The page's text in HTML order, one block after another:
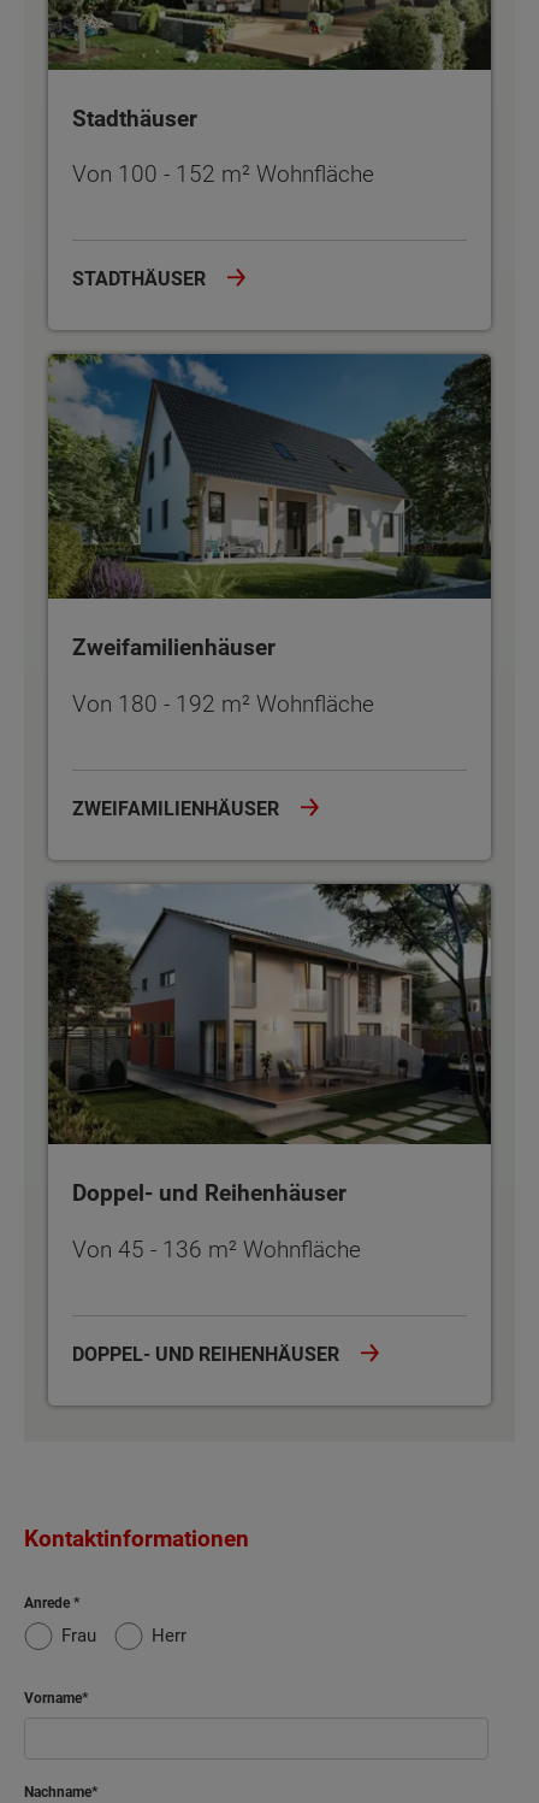
Stadthäuser
Von 100 - 152 m² Wohnfläche
STADTHÄUSER
Zweifamilienhäuser
Zweifamilienhäuser
Von 180 - 192 m² Wohnfläche
ZWEIFAMILIENHÄUSER
Doppel- und Reihenhäuser
Doppel- und Reihenhäuser
Von 45 - 136 m² Wohnfläche
DOPPEL- UND REIHENHÄUSER
Kontaktinformationen
Anrede
Frau Herr
Vorname
Nachname